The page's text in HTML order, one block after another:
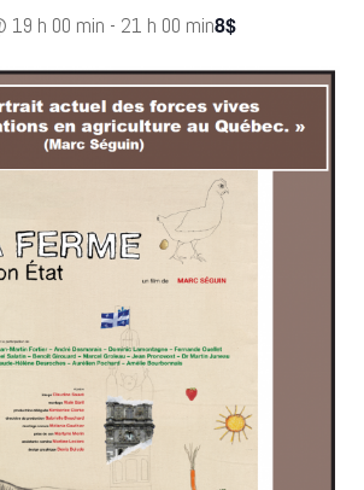
19 h 00 min - 21 h 00 min8$